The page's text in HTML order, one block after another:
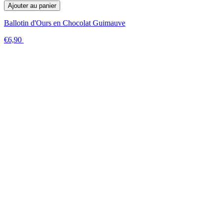
Ajouter au panier
Ballotin d'Ours en Chocolat Guimauve
€6,90